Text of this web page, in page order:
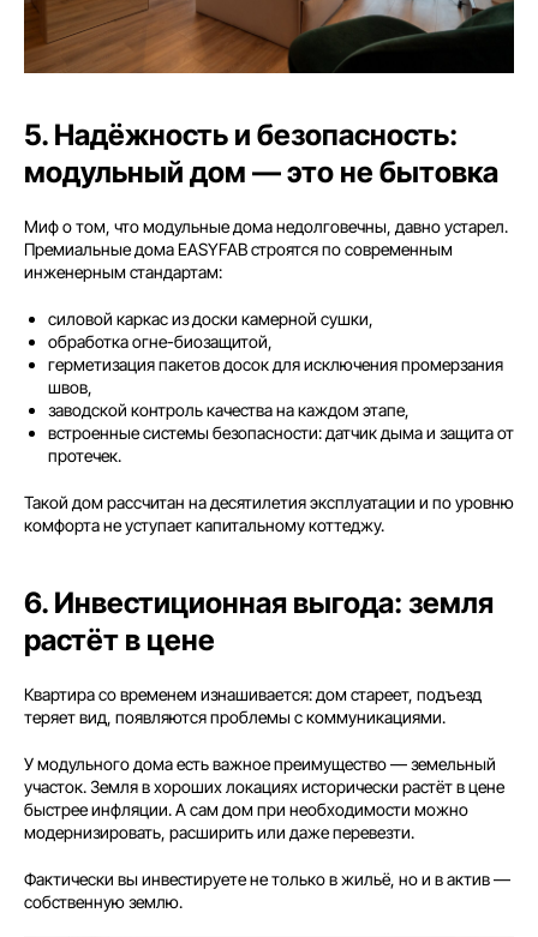
5. Надёжность и безопасность:
модульный дом — это не бытовка
Миф о том, что модульные дома недолговечны, давно устарел.
Премиальные дома EASYFAB строятся по современным
инженерным стандартам:
силовой каркас из доски камерной сушки,
обработка огне-биозащитой,
герметизация пакетов досок для исключения промерзания
швов,
заводской контроль качества на каждом этапе,
встроенные системы безопасности: датчик дыма и защита от
протечек.
Такой дом рассчитан на десятилетия эксплуатации и по уровню
комфорта не уступает капитальному коттеджу.
6. Инвестиционная выгода: земля
растёт в цене
Квартира со временем изнашивается: дом стареет, подъезд
теряет вид, появляются проблемы с коммуникациями.
У модульного дома есть важное преимущество — земельный
участок. Земля в хороших локациях исторически растёт в цене
быстрее инфляции. А сам дом при необходимости можно
модернизировать, расширить или даже перевезти.
Фактически вы инвестируете не только в жильё, но и в актив —
собственную землю.